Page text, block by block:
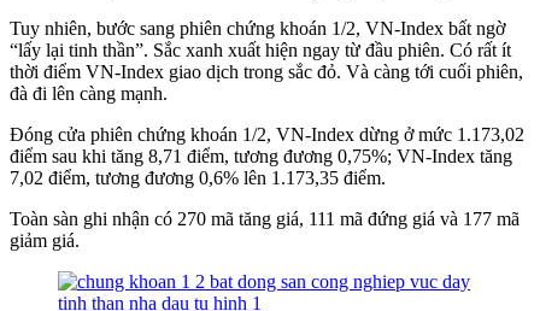
Tuy nhiên, bước sang phiên chứng khoán 1/2, VN-Index bất ngờ
“lấy lại tinh thần”. Sắc xanh xuất hiện ngay từ đầu phiên. Có rất ít
thời điểm VN-Index giao dịch trong sắc đỏ. Và càng tới cuối phiên,
đà đi lên càng mạnh.
Đóng cửa phiên chứng khoán 1/2, VN-Index dừng ở mức 1.173,02
điểm sau khi tăng 8,71 điểm, tương đương 0,75%; VN-Index tăng
7,02 điểm, tương đương 0,6% lên 1.173,35 điểm.
Toàn sàn ghi nhận có 270 mã tăng giá, 111 mã đứng giá và 177 mã
giảm giá.